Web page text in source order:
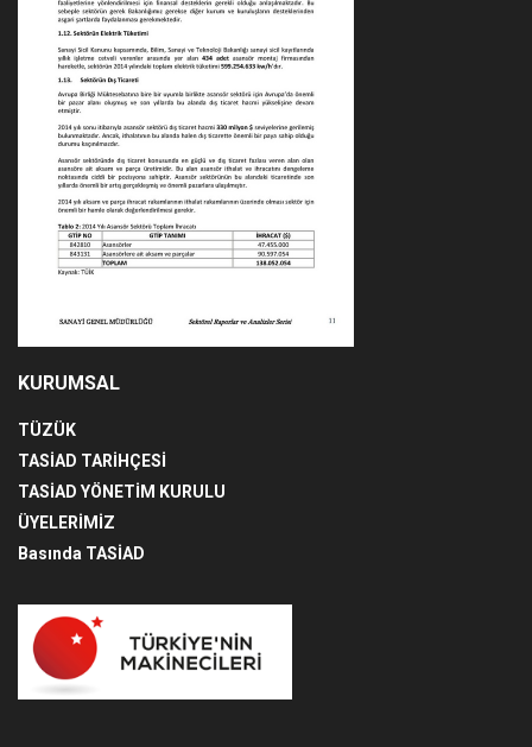
KURUMSAL
TÜZÜK
TASİAD TARİHÇESİ
TASİAD YÖNETİM KURULU
ÜYELERİMİZ
Basında TASİAD